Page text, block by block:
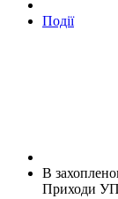
Події
В
Приходи